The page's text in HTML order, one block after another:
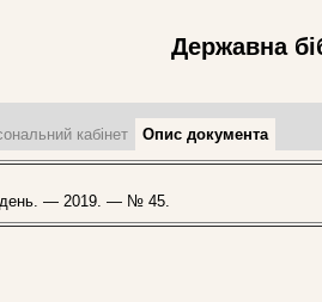
Державна
кабінет Опис документа
— 2019. — № 45.